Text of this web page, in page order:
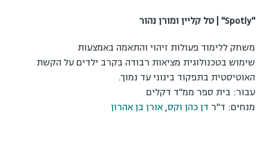
"Spotly" | טל קליין ומורן נהור
משחק ללימוד פעולות זיהוי והתאמה באמצעות
שימוש בטכנולוגית מציאות רבודה בקרב ילדים על הקשת
האוטיסטית בתפקוד בינוני עד נמוך.
עבור: בית ספר ממ"ד דקלים
מנחים: ד"ר דן כהן וקס,אורן בן אהרון